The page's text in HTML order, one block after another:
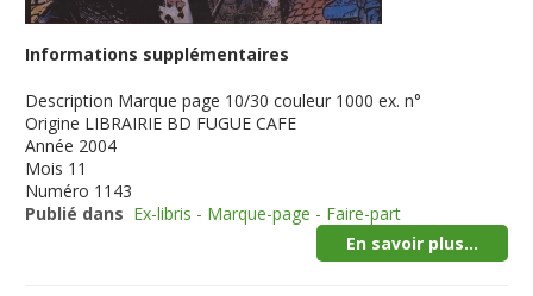
Informations supplémentaires
Description Marque page 10/30 couleur 1000 ex. n°
Origine LIBRAIRIE BD FUGUE CAFE
Année 2004
Mois 11
Numéro 1143
Publié dans Ex-libris - Marque-page - Faire-part
En savoir plus...